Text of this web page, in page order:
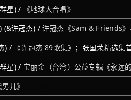
星) /
《地球大合唱》
(&许冠杰) /许冠杰《Sam & Friends》
) / 《许冠杰'89歌集》 ；张国荣精选集
星) / 宝丽金（台湾）公益专辑《永远
男儿》